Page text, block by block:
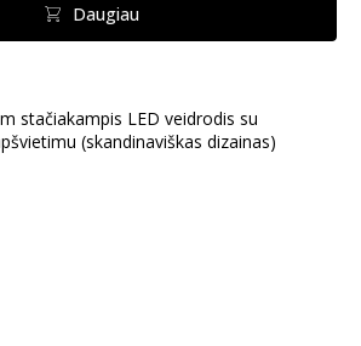
Daugiau